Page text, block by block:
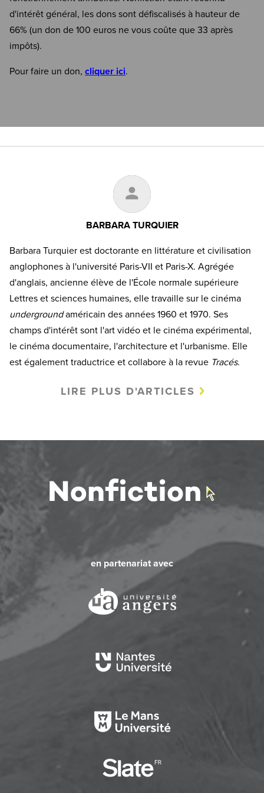
d'intérêt général, les dons sont défiscalisés à hauteur de
66% (un don de 100 euros ne vous coûte que 33 après
impôts).
Pour faire un don, cliquer ici.
BARBARA TURQUIER
Barbara Turquier est doctorante en littérature et civilisation
anglophones à l'université Paris-VII et Paris-X. Agrégée
d'anglais, ancienne élève de l'École normale supérieure
Lettres et sciences humaines, elle travaille sur le cinéma
undergroundaméricain des années 1960 et 1970. Ses
champs d'intérêt sont l'art vidéo et le cinéma expérimental,
le cinéma documentaire, l'architecture et l'urbanisme. Elle
est également traductrice et collabore à la revue Tracés.
LIRE PLUS D'ARTICLES
en partenariat avec